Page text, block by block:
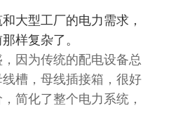
大型工厂的电力需求，
样复杂了。
因为传统的配电设备总
槽，母线插接箱，很好
简化了整个电力系统，